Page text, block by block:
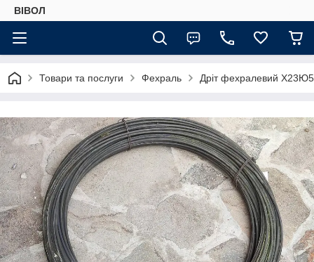
ВІВОЛ
Товари та послуги Фехраль Дріт фехралевий